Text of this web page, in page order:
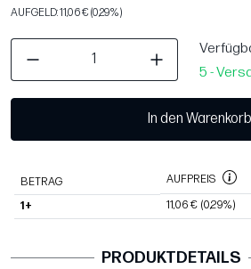
AUFGELD: 11,06 € (0,29%)
5 -
In den Warenkorb
BETRAG AUFPREIS
1+ 11,06 € (0,29%)
PRODUKTDETAILS